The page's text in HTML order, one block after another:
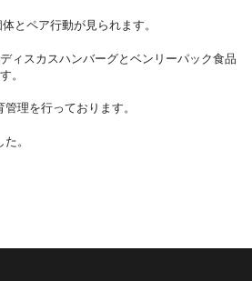
とペア行動が見られます。
ィスカスハンバーグとベンリーパック食品
。
理を行っております。
。